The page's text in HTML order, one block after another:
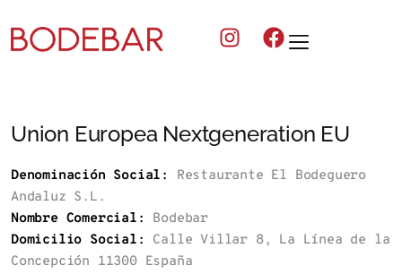
Union Europea Nextgeneration EU
Denominación Social:
Restaurante El Bodeguero
Andaluz S.L.
Nombre Comercial:
Bodebar
Domicilio Social:
Calle Villar 8, La Línea de la
Concepción 11300 España